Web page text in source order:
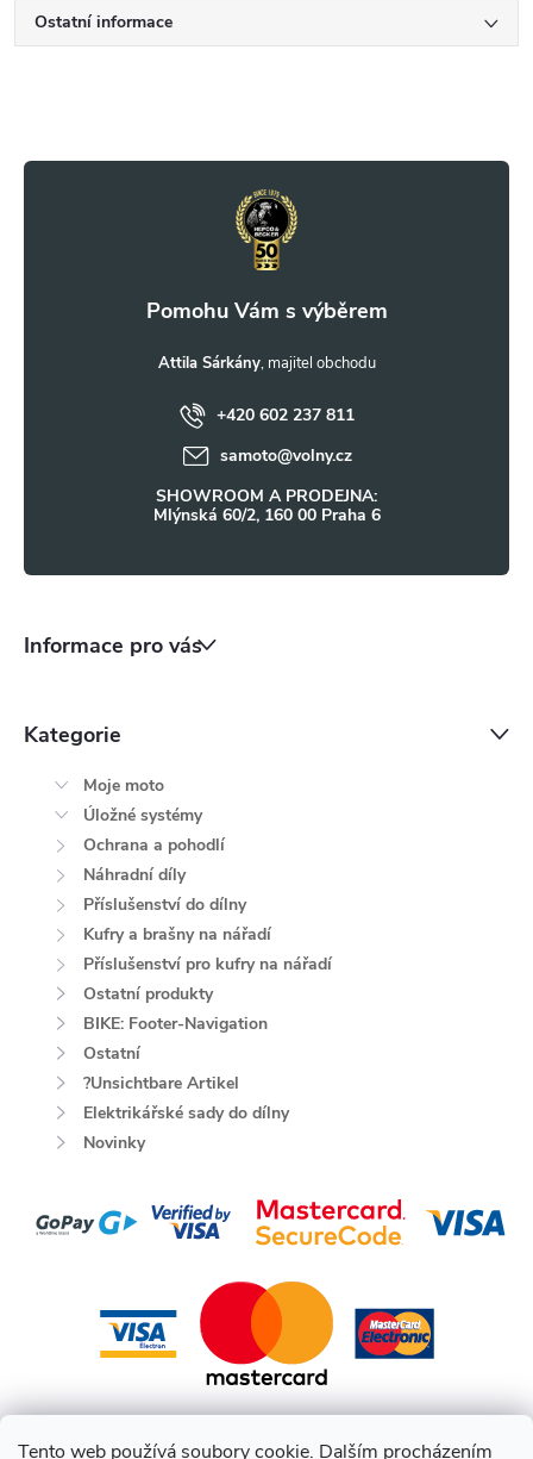
Tento web používá soubory cookie. Dalším procházením
Ostatní informace
Attila Sárkány
+420 602 237 811
samoto@volny.cz
SHOWROOM A PRODEJNA:
Mlýnská 60/2, 160 00 Praha 6
Informace pro vás
Kategorie
Moje moto
Úložné systémy
Ochrana a pohodlí
Náhradní díly
Příslušenství do dílny
Kufry a brašny na nářadí
Příslušenství pro kufry na nářadí
Ostatní produkty
BIKE: Footer-Navigation
Ostatní
?Unsichtbare Artikel
Elektrikářské sady do dílny
Novinky